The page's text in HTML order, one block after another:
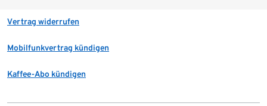
Vertrag widerrufen
Mobilfunkvertrag kündigen
Kaffee-Abo kündigen